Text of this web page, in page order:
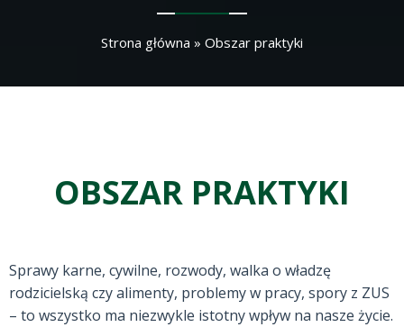
Strona główna » Obszar praktyki
OBSZAR PRAKTYKI
Sprawy karne, cywilne, rozwody, walka o władzę
rodzicielską czy alimenty, problemy w pracy, spory z ZUS
– to wszystko ma niezwykle istotny wpływ na nasze życie.